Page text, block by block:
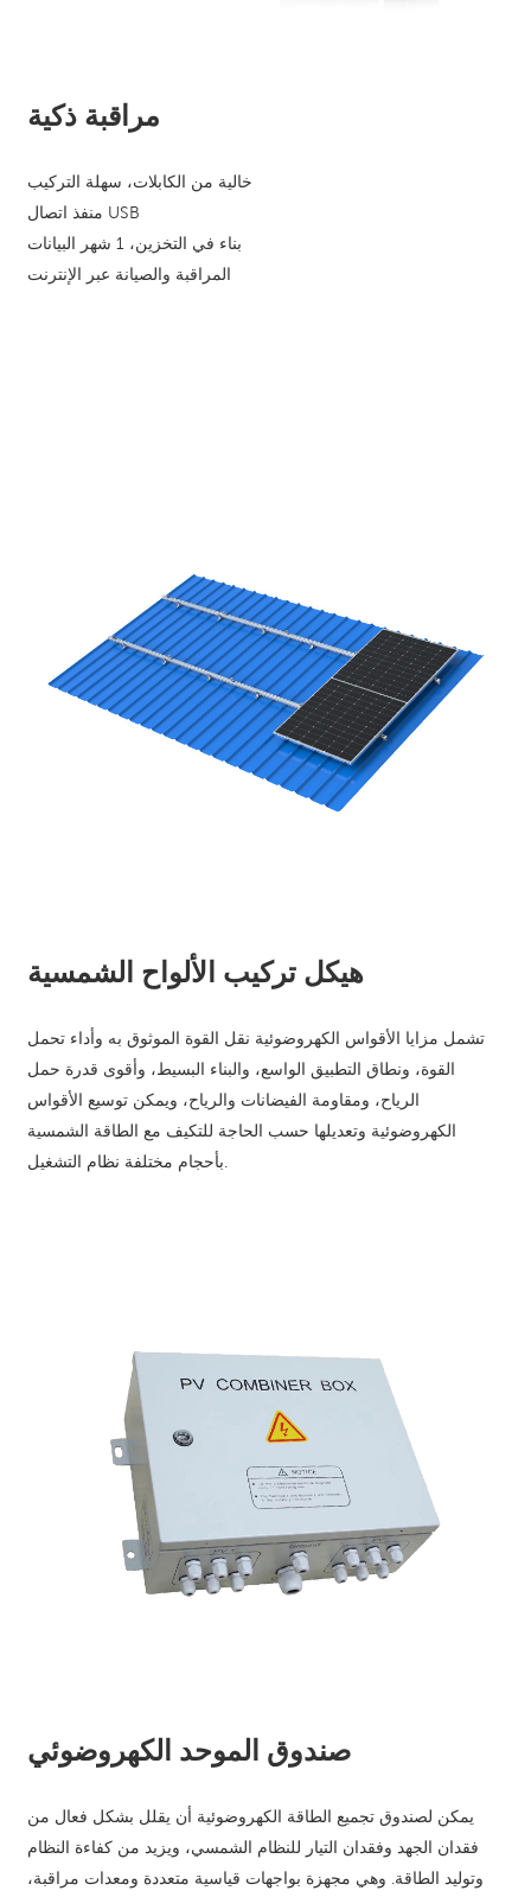
مراقبة ذكية
منفذ اتصال USB
المراقبة والصيانة عبر الإنترنت
هيكل تركيب الألواح الشمسية
تشمل مزايا الأقواس الكهروضوئية نقل القوة الموثوق به وأداء تحمل
القوة، ونطاق التطبيق الواسع، والبناء البسيط، وأقوى قدرة حمل
الرياح، ومقاومة الفيضانات والرياح، ويمكن توسيع الأقواس
الكهروضوئية وتعديلها حسب الحاجة للتكيف مع الطاقة الشمسية
صندوق الموحد الكهروضوئي
يمكن لصندوق تجميع الطاقة الكهروضوئية أن يقلل بشكل فعال من
فقدان الجهد وفقدان التيار للنظام الشمسي، ويزيد من كفاءة النظام
وتوليد الطاقة. وهي مجهزة بواجهات قياسية متعددة ومعدات مراقبة،